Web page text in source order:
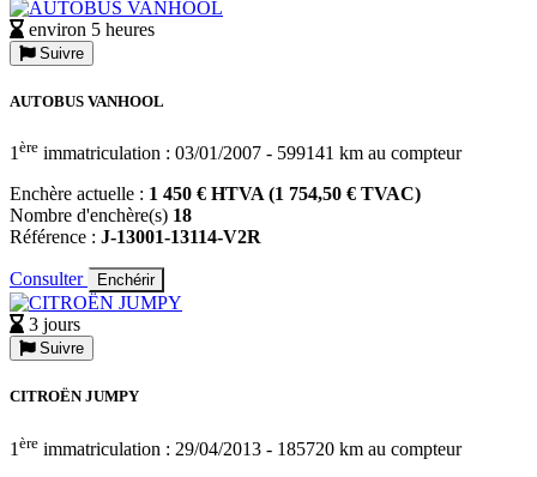
environ 5 heures
Suivre
AUTOBUS VANHOOL
1 ère immatriculation : 03/01/2007 - 599141 km au compteur
Enchère actuelle : 1 450 € HTVA (1 754,50 € TVAC)
Nombre d'enchère(s) 18
Référence : J-13001-13114-V2R
Consulter Enchérir
3 jours
Suivre
CITROËN JUMPY
1 ère immatriculation : 29/04/2013 - 185720 km au compteur